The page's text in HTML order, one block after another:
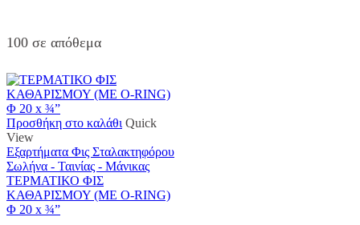
100 σε απόθεμα
Προσθήκη στο καλάθι Quick
View
Εξαρτήματα Φις Σταλακτηφόρου
Σωλήνα - Ταινίας - Μάνικας
ΤΕΡΜΑΤΙΚΟ ΦΙΣ
ΚΑΘΑΡΙΣΜΟΥ (ΜΕ O-RING)
Φ 20 x ¾”